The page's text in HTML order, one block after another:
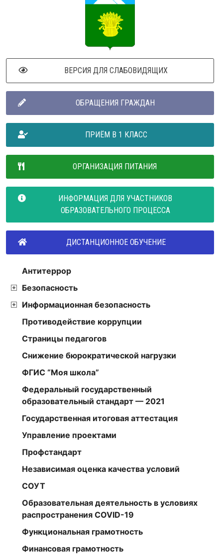
ВЕРСИЯ ДЛЯ СЛАБОВИДЯЩИХ
ОБРАЩЕНИЯ ГРАЖДАН
ПРИЁМ В 1 КЛАСС
ОРГАНИЗАЦИЯ ПИТАНИЯ
ИНФОРМАЦИЯ ДЛЯ УЧАСТНИКОВ
ОБРАЗОВАТЕЛЬНОГО ПРОЦЕССА
ДИСТАНЦИОННОЕ ОБУЧЕНИЕ
Антитеррор
Безопасность
Информационная безопасность
Противодействие коррупции
Страницы педагогов
Снижение бюрократической нагрузки
ФГИС “Моя школа”
Федеральный государственный
образовательный стандарт — 2021
Государственная итоговая аттестация
Управление проектами
Профстандарт
Независимая оценка качества условий
СОУТ
Образовательная деятельность в условиях
распространения COVID-19
Функциональная грамотность
Финансовая грамотность